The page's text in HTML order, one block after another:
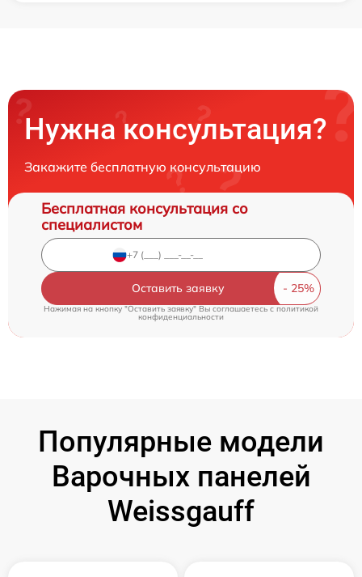
Нужна консультация?
Закажите бесплатную консультацию
Бесплатная консультация со
специалистом
Оставить заявку
Нажимая на кнопку "Оставить заявку" Вы соглашаетесь cполитикой
конфиденциальности
Популярные модели
Варочных панелей
Weissgauff